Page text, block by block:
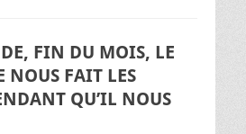
FIN DU MOIS, LE
NOUS FAIT LES
QU’IL NOUS